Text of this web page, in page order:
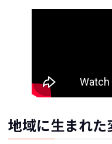
地域に生まれた